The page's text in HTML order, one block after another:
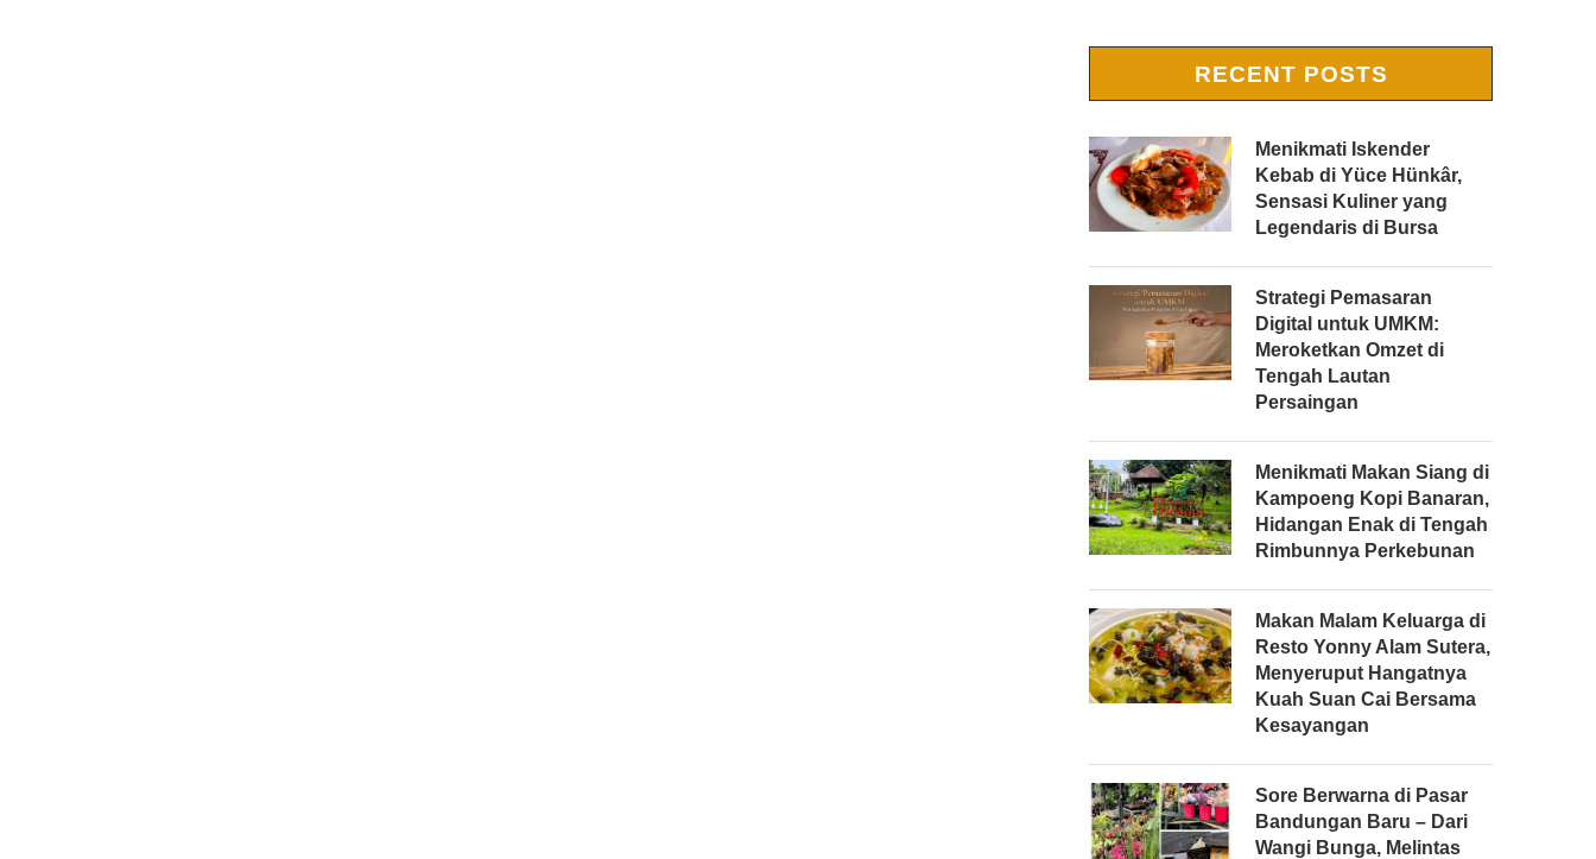
RECENT POSTS
Menikmati Iskender
Kebab di Yüce Hünkâr,
Sensasi Kuliner yang
Legendaris di Bursa
Strategi Pemasaran
Digital untuk UMKM:
Meroketkan Omzet di
Tengah Lautan
Persaingan
Menikmati Makan Siang di
Kampoeng Kopi Banaran,
Hidangan Enak di Tengah
Rimbunnya Perkebunan
Makan Malam Keluarga di
Resto Yonny Alam Sutera,
Menyeruput Hangatnya
Kuah Suan Cai Bersama
Kesayangan
Sore Berwarna di Pasar
Bandungan Baru – Dari
Wangi Bunga, Melintas